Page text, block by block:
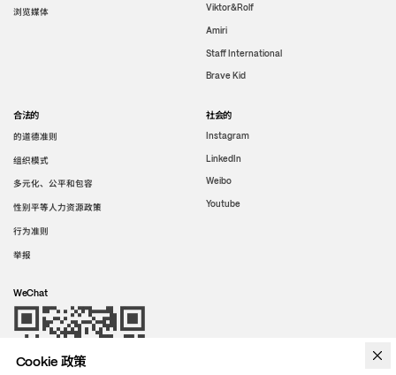
浏览媒体
Viktor&Rolf
Amiri
Staff International
Brave Kid
合法的
的道德准则
组织模式
多元化、公平和包容
性别平等人力资源政策
行为准则
举报
社会的
Instagram
LinkedIn
Weibo
Youtube
WeChat
Cookie 政策